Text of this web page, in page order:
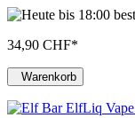
34,90 CHF*
Warenkorb